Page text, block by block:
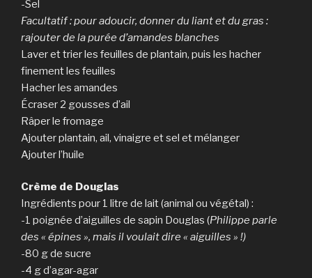
-Sel
Facultatif : pour adoucir, donner du liant et du gras :
rajouter de la purée d’amandes blanches
Laver et trier les feuilles de plantain, puis les hacher
finement les feuilles
Hacher les amandes
Écraser 2 gousses d’ail
Râper le fromage
Ajouter plantain, ail, vinaigre et sel et mélanger
Ajouter l’huile
Crème de Douglas
Ingrédients pour 1 litre de lait (animal ou végétal) :
-1 poignée d’aiguilles de sapin Douglas (Philippe parle
des « épines », mais il voulait dire « aiguilles » !)
-80 g de sucre
-4 g d’agar-agar